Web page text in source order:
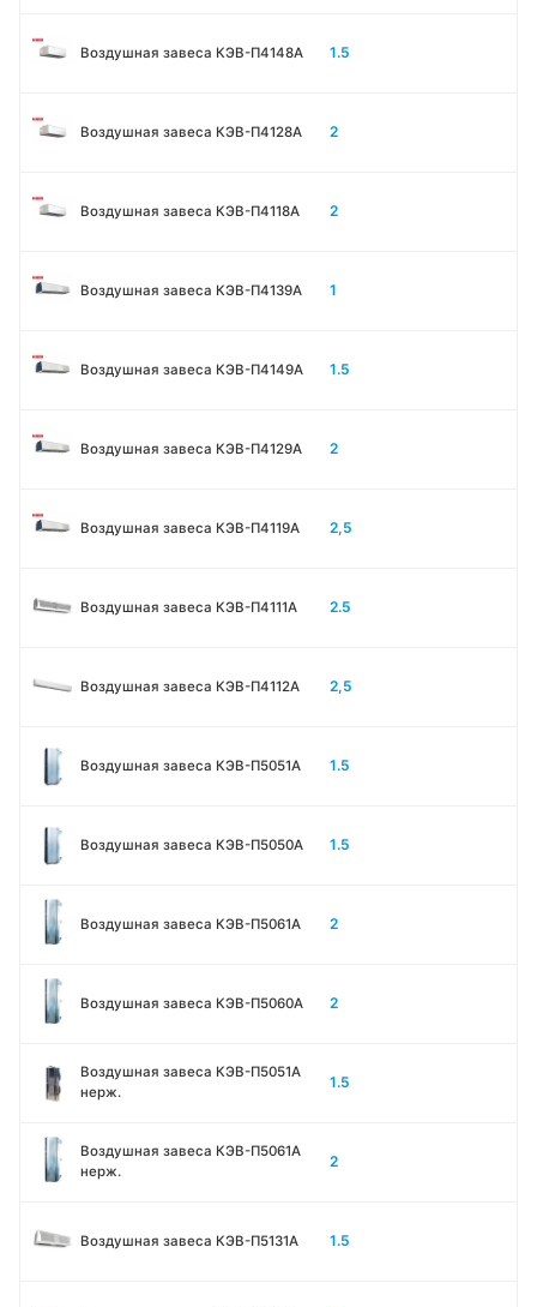
Воздушная завеса КЭВ-П4148А 1.5
Воздушная завеса КЭВ-П4128А 2
Воздушная завеса КЭВ-П4118А 2
Воздушная завеса КЭВ-П4139А 1
Воздушная завеса КЭВ-П4149А 1.5
Воздушная завеса КЭВ-П4129А 2
Воздушная завеса КЭВ-П4119А 2,5
Воздушная завеса КЭВ-П4111A 2.5
Воздушная завеса КЭВ-П4112А 2,5
Воздушная завеса КЭВ-П5051A 1.5
Воздушная завеса КЭВ-П5050A 1.5
Воздушная завеса КЭВ-П5061A 2
Воздушная завеса КЭВ-П5060A 2
Воздушная завеса КЭВ-П5051A
нерж.
1.5
Воздушная завеса КЭВ-П5061A
нерж.
2
Воздушная завеса КЭВ-П5131А 1.5